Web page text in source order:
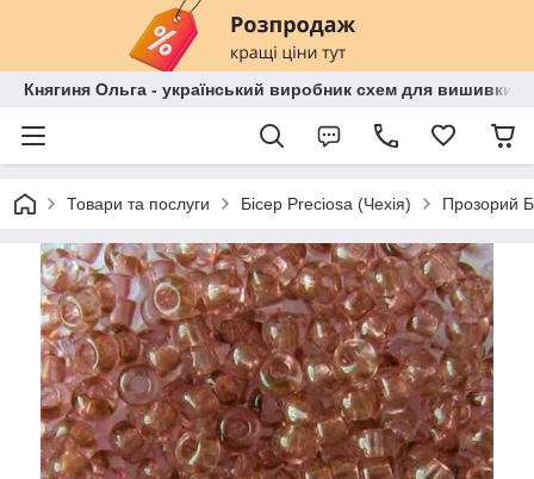
Княгиня Ольга - український виробник схем для вишивки
Товари та послуги Бісер Preciosa (Чехія) Прозорий